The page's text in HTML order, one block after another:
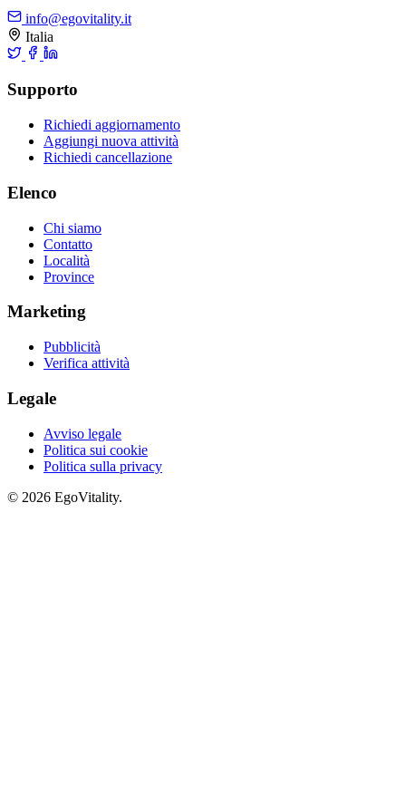
info@egovitality.it
Italia
Supporto
Richiedi aggiornamento
Aggiungi nuova attività
Richiedi cancellazione
Elenco
Chi siamo
Contatto
Località
Province
Marketing
Pubblicità
Verifica attività
Legale
Avviso legale
Politica sui cookie
Politica sulla privacy
© 2026 EgoVitality.